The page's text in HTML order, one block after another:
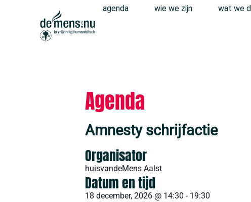
agenda wie we zijn wat we
Agenda
Amnesty schrijfactie
Organisator
huisvandeMens Aalst
Datum en tijd
18 december, 2026 @ 14:30 - 19:30